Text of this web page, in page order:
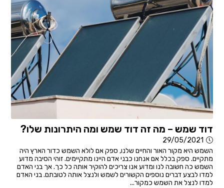
דוד שמש – מה זה דוד שמש ומה היתרונות שלו?
29/05/2021
השמש היא מקור האור והחיים שלנו, ספק אם לולא השמש כדור הארץ היה
מתקיים. ספק בכלל אם אנחנו כבני אדם היינו מתקיימים. זוהי הסיבה מדוע
השמש כה חשובה לנו ומדוע אנו צריכים להוקיר אותה כל כך. אך בני האדם
למדו לבצע דברים נוספים הקשורים לשמש ולנצל אותה לטובתם. בני האדם
למדו לנצל את השמש כמקור...